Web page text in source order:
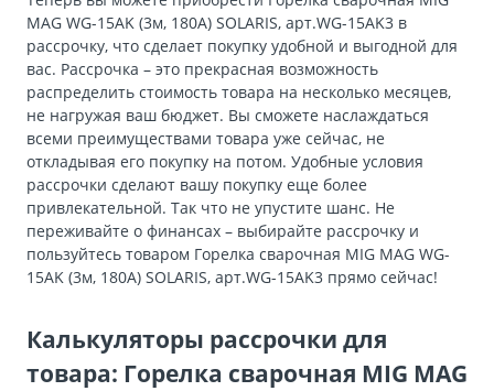
MAG WG-15AK (3м, 180А) SOLARIS, арт.WG-15AK3 в
рассрочку, что сделает покупку удобной и выгодной для
вас. Рассрочка – это прекрасная возможность
распределить стоимость товара на несколько месяцев,
не нагружая ваш бюджет. Вы сможете наслаждаться
всеми преимуществами товара уже сейчас, не
откладывая его покупку на потом. Удобные условия
рассрочки сделают вашу покупку еще более
привлекательной. Так что не упустите шанс. Не
переживайте о финансах – выбирайте рассрочку и
пользуйтесь товаром Горелка сварочная MIG MAG WG-
15AK (3м, 180А) SOLARIS, арт.WG-15AK3 прямо сейчас!
Калькуляторы рассрочки для
товара: Горелка сварочная MIG MAG